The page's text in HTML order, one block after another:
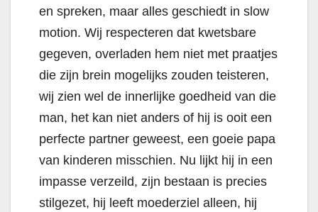
en spreken, maar alles geschiedt in slow
motion. Wij respecteren dat kwetsbare
gegeven, overladen hem niet met praatjes
die zijn brein mogelijks zouden teisteren,
wij zien wel de innerlijke goedheid van die
man, het kan niet anders of hij is ooit een
perfecte partner geweest, een goeie papa
van kinderen misschien. Nu lijkt hij in een
impasse verzeild, zijn bestaan is precies
stilgezet, hij leeft moederziel alleen, hij